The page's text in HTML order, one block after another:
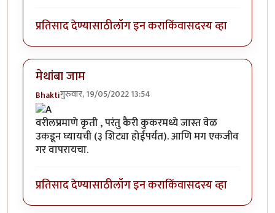
प्रतिसाद देण्यासाठीलॉग इन कराकिंवासदस्य व्हा
मेथांबा जाम
Bhaktiगुरुवार, 19/05/2022 13:54
वरीलप्रमाणे कृती , परंतु कैरी कुकरमध्ये जास्त वेळ
उकडून घ्यायची (३ शिट्या होईपर्यंत). आणि मग एकजीव
गर वापरायचा.
प्रतिसाद देण्यासाठीलॉग इन कराकिंवासदस्य व्हा